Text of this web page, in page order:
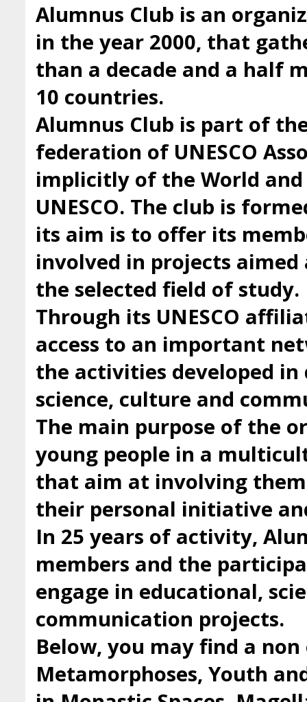
Alumnus Club is an
in the year 2000, that
than a decade and a half
10 countries.
Alumnus Club is part of
federation of UNESCO
implicitly of the World
UNESCO. The club is
its aim is to offer its
involved in projects
the selected field of study.
Through its UNESCO
access to an important
the activities developed in
science, culture and
The main purpose of the
young people in a
that aim at involving
their personal initiative
In 25 years of activity,
members and the
engage in educational,
communication projects.
Below, you may find a
Metamorphoses, Youth